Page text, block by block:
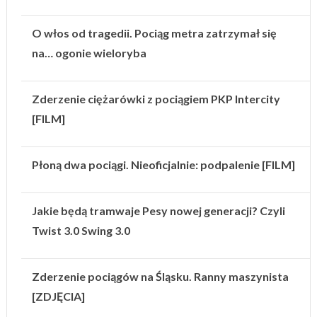
O włos od tragedii. Pociąg metra zatrzymał się
na… ogonie wieloryba
Zderzenie ciężarówki z pociągiem PKP Intercity
[FILM]
Płoną dwa pociągi. Nieoficjalnie: podpalenie [FILM]
Jakie będą tramwaje Pesy nowej generacji? Czyli
Twist 3.0 Swing 3.0
Zderzenie pociągów na Śląsku. Ranny maszynista
[ZDJĘCIA]